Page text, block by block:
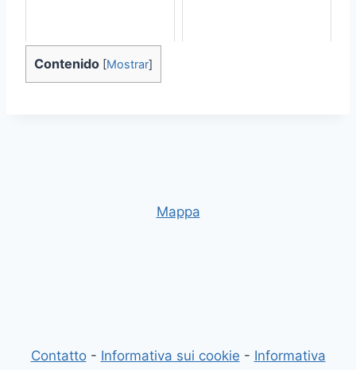
Contenido [Mostrar]
Mappa
Contatto- Informativa sui cookie - Informativa